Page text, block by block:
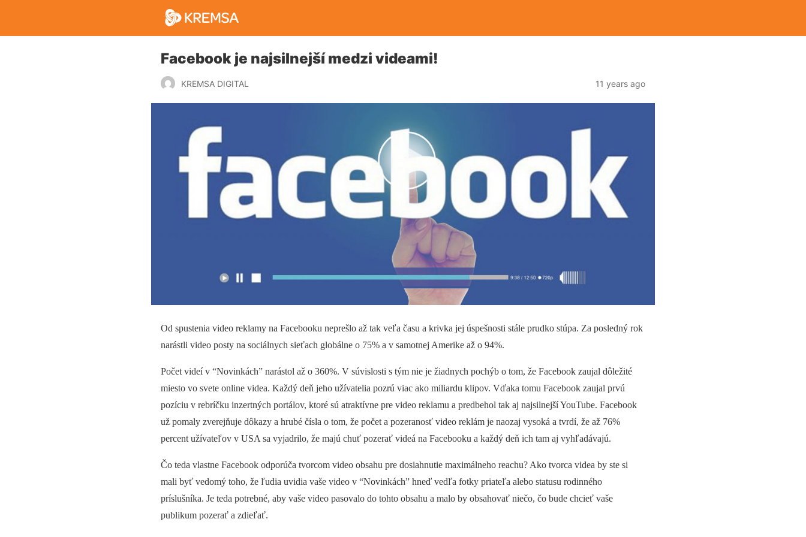
Facebook je najsilnejší medzi videami!
KREMSA DIGITAL 11 years ago
Od spustenia video reklamy na Facebooku neprešlo až tak veľa času a krivka jej úspešnosti stále prudko stúpa. Za posledný rok
narástli video posty na sociálnych sieťach globálne o 75% a v samotnej Amerike až o 94%.
Počet videí v “Novinkách” narástol až o 360%. V súvislosti s tým nie je žiadnych pochýb o tom, že Facebook zaujal dôležité
miesto vo svete online videa. Každý deň jeho užívatelia pozrú viac ako miliardu klipov. Vďaka tomu Facebook zaujal prvú
pozíciu v rebríčku inzertných portálov, ktoré sú atraktívne pre video reklamu a predbehol tak aj najsilnejší YouTube. Facebook
už pomaly zverejňuje dôkazy a hrubé čísla o tom, že počet a pozeranosť video reklám je naozaj vysoká a tvrdí, že až 76%
percent užívateľov v USA sa vyjadrilo, že majú chuť pozerať videá na Facebooku a každý deň ich tam aj vyhľadávajú.
Čo teda vlastne Facebook odporúča tvorcom video obsahu pre dosiahnutie maximálneho reachu? Ako tvorca videa by ste si
mali byť vedomý toho, že ľudia uvidia vaše video v “Novinkách” hneď vedľa fotky priateľa alebo statusu rodinného
príslušníka. Je teda potrebné, aby vaše video pasovalo do tohto obsahu a malo by obsahovať niečo, čo bude chcieť vaše
publikum pozerať a zdieľať.